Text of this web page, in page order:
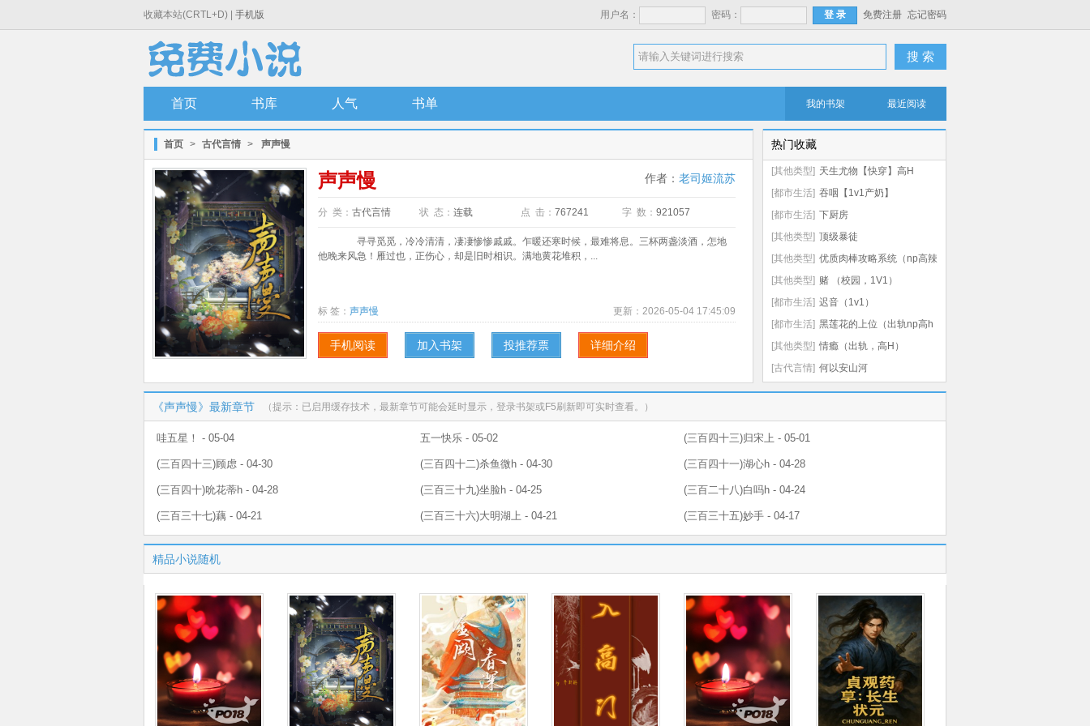
收藏本站(CRTL+D) | 手机版 用户名： 密码： 免费注册 忘记密码
搜 索
首页 书库 人气 书单 我的书架 最近阅读
首页 > 古代言情 > 声声慢
声声慢 作者： 老司姬流苏
分 类： 古代言情 状 态： 连载 点 击： 767241 字 数： 921057
寻寻觅觅，冷冷清清，凄凄惨惨戚戚。乍暖还寒时候，最难将息。三杯两盏淡酒，怎地
他晚来风急！雁过也，正伤心，却是旧时相识。满地黄花堆积，...
标 签： 声声慢 更新： 2026-05-04 17:45:09
手机阅读 加入书架 投推荐票 详细介绍
热门收藏
[其他类型] 天生尤物【快穿】高H
[都市生活] 吞咽【1v1产奶】
[都市生活] 下厨房
[其他类型] 顶级暴徒
[其他类型] 优质肉棒攻略系统（np高辣
文）
[其他类型] 赌 （校园，1V1）
[都市生活] 迟音（1v1）
[都市生活] 黑莲花的上位（出轨np高h
虐男）
[其他类型] 情瘾（出轨，高H）
[古代言情] 何以安山河
《声声慢》最新章节 （提示：已启用缓存技术，最新章节可能会延时显示，登录书架或F5刷新即可实时查看。）
哇五星！ - 05-04 五一快乐 - 05-02 (三百四十三)归宋上 - 05-01
(三百四十三)顾虑 - 04-30 (三百四十二)杀鱼微h - 04-30 (三百四十一)湖心h - 04-28
(三百四十)吮花蒂h - 04-28 (三百三十九)坐脸h - 04-25 (三百二十八)白吗h - 04-24
(三百三十七)藕 - 04-21 (三百三十六)大明湖上 - 04-21 (三百三十五)妙手 - 04-17
精品小说随机